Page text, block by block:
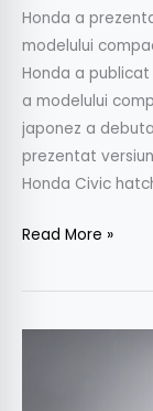
Honda a
modelului
Honda a
a modelului
japonez a
prezentat
Honda Civic
Read More »